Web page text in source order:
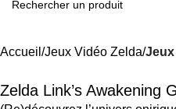
Accueil Jeux Vidéo Zelda
Zelda Link’s Awakening